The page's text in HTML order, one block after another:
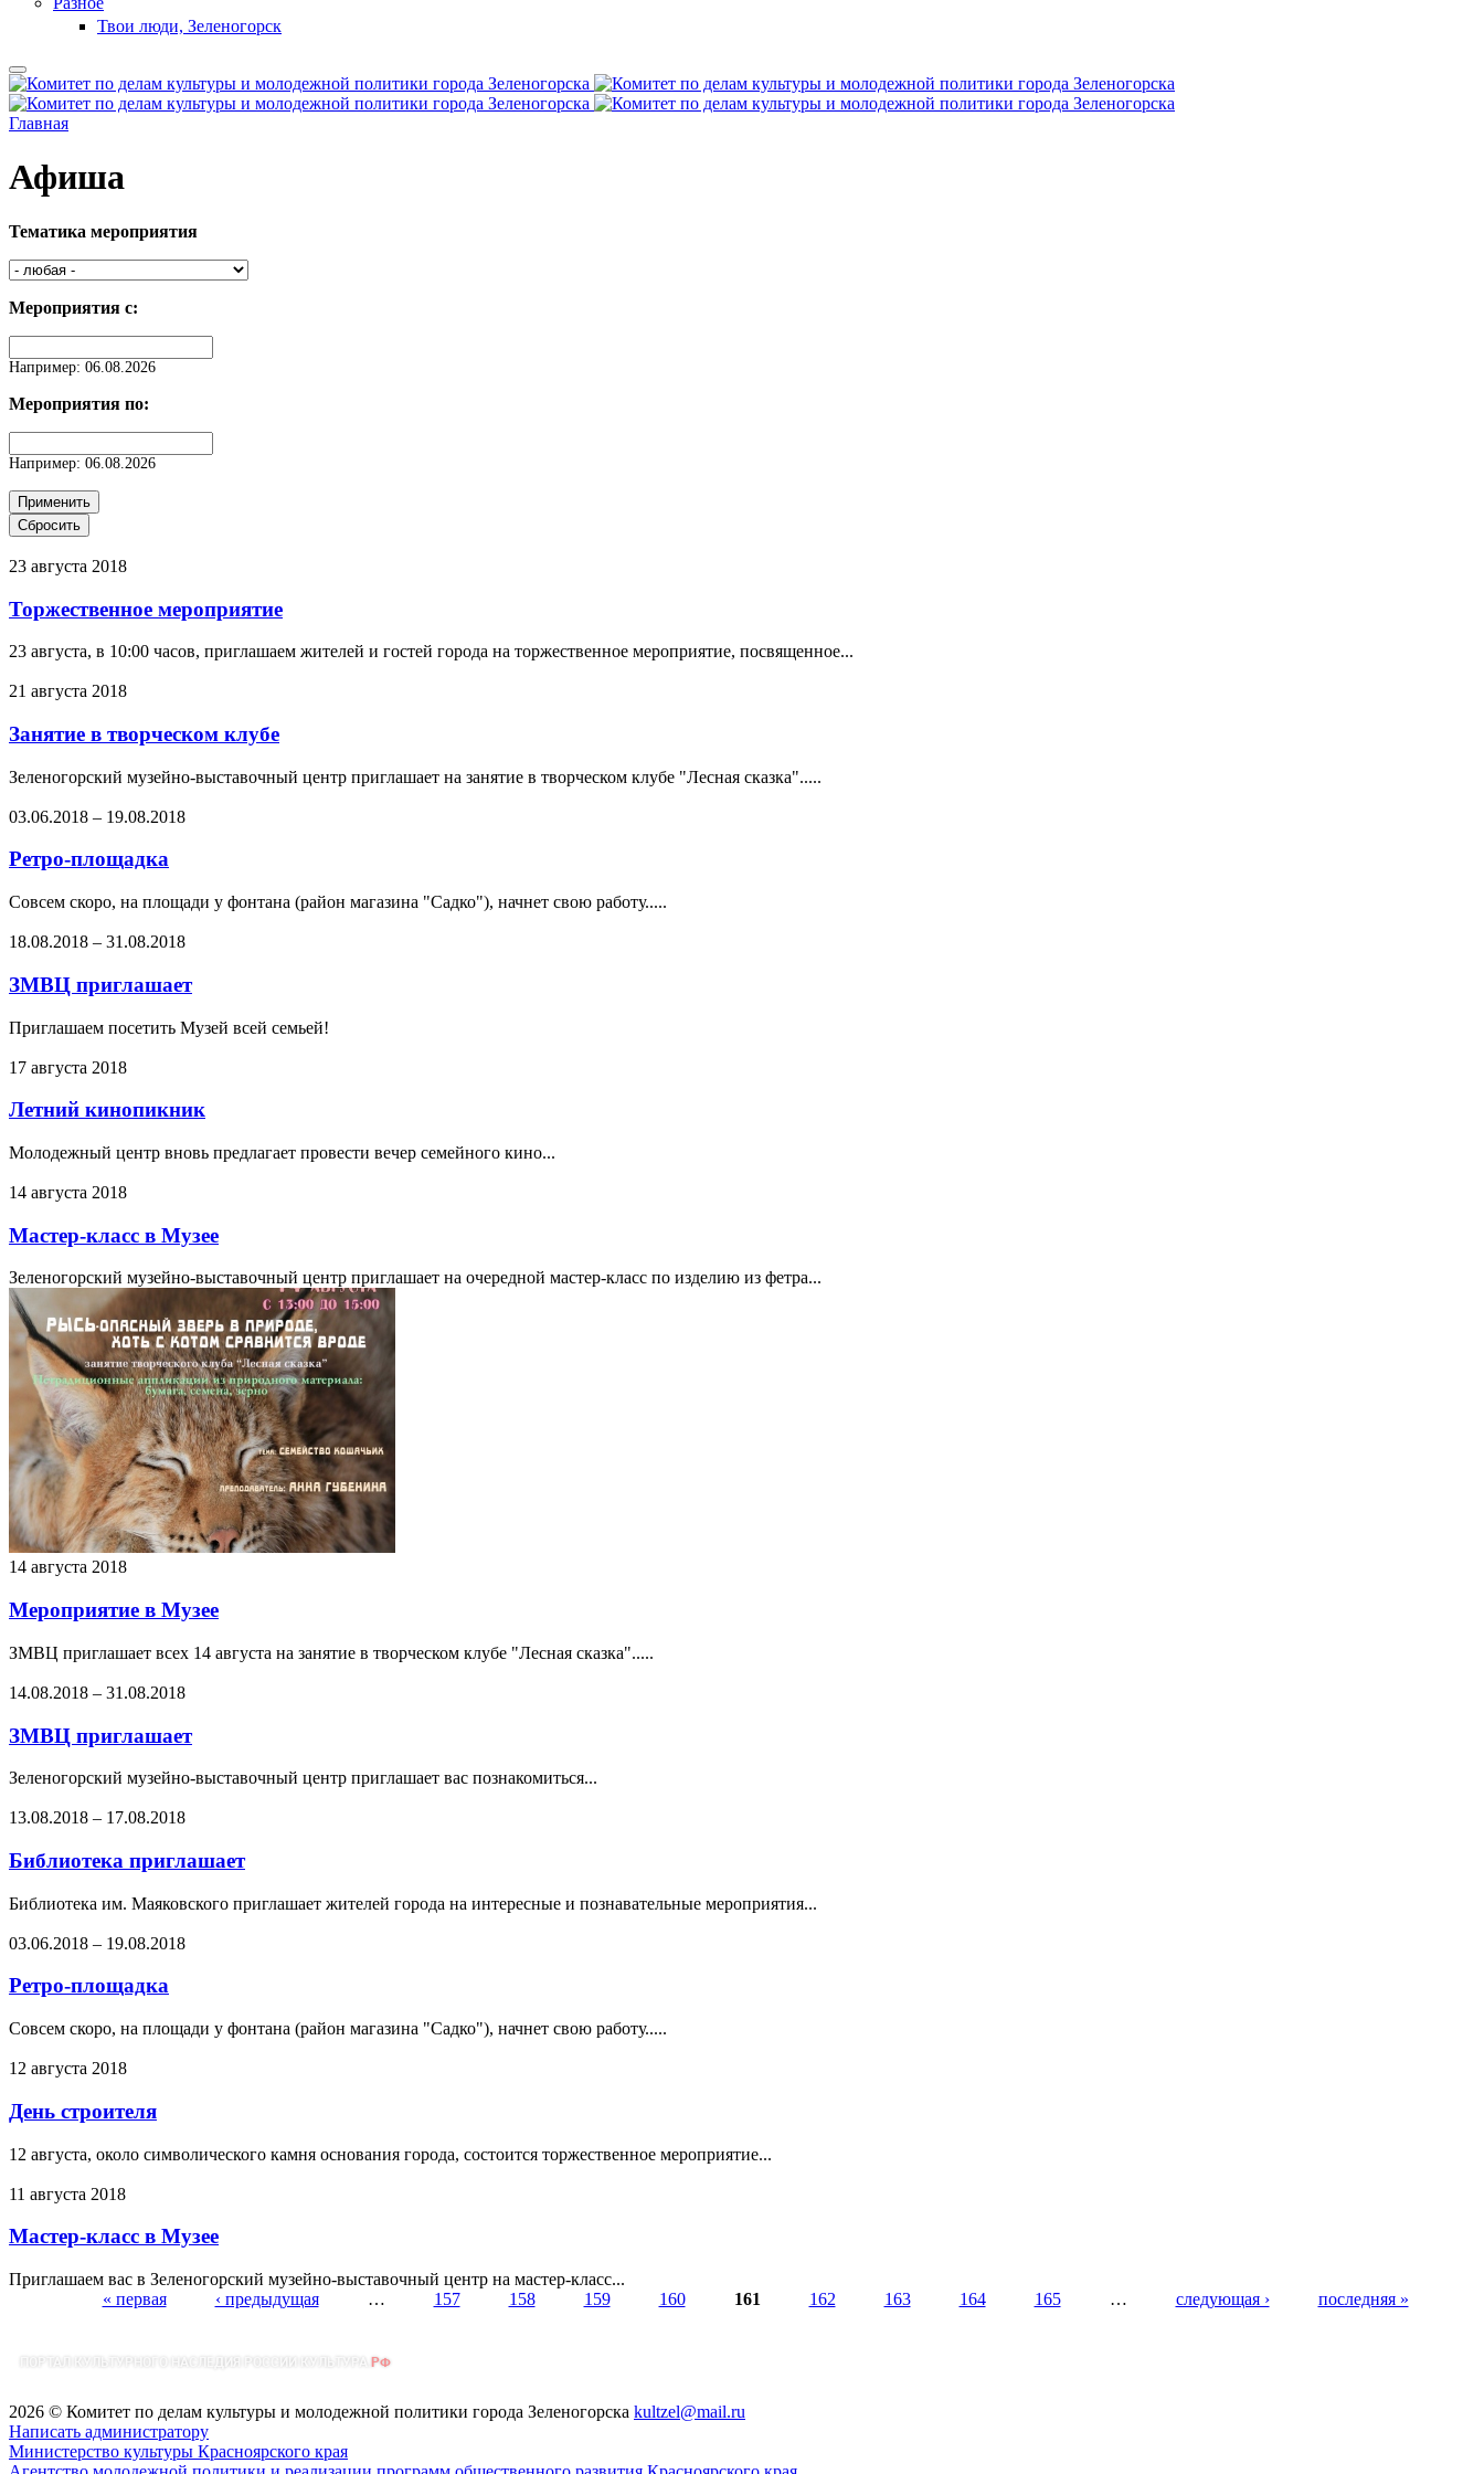
Твои люди, Зеленогорск
Главная
Афиша
Тематика мероприятия
Мероприятия с:
Например: 06.08.2026
Мероприятия по:
Например: 06.08.2026
23 августа 2018
Торжественное мероприятие
23 августа, в 10:00 часов, приглашаем жителей и гостей города на торжественное мероприятие, посвященное...
21 августа 2018
Занятие в творческом клубе
Зеленогорский музейно-выставочный центр приглашает на занятие в творческом клубе "Лесная сказка".....
03.06.2018 – 19.08.2018
Ретро-площадка
Совсем скоро, на площади у фонтана (район магазина "Садко"), начнет свою работу.....
18.08.2018 – 31.08.2018
ЗМВЦ приглашает
Приглашаем посетить Музей всей семьей!
17 августа 2018
Летний кинопикник
Молодежный центр вновь предлагает провести вечер семейного кино...
14 августа 2018
Мастер-класс в Музее
Зеленогорский музейно-выставочный центр приглашает на очередной мастер-класс по изделию из фетра...
14 августа 2018
Мероприятие в Музее
ЗМВЦ приглашает всех 14 августа на занятие в творческом клубе "Лесная сказка".....
14.08.2018 – 31.08.2018
ЗМВЦ приглашает
Зеленогорский музейно-выставочный центр приглашает вас познакомиться...
13.08.2018 – 17.08.2018
Библиотека приглашает
Библиотека им. Маяковского приглашает жителей города на интересные и познавательные мероприятия...
03.06.2018 – 19.08.2018
Ретро-площадка
Совсем скоро, на площади у фонтана (район магазина "Садко"), начнет свою работу.....
12 августа 2018
День строителя
12 августа, около символического камня основания города, состоится торжественное мероприятие...
11 августа 2018
Мастер-класс в Музее
Приглашаем вас в Зеленогорский музейно-выставочный центр на мастер-класс...
« первая ‹ предыдущая … 157 158 159 160 161 162 163 164 165 … следующая › последняя »
2026 © Комитет по делам культуры и молодежной политики города Зеленогорска kultzel@mail.ru
Написать администратору
Министерство культуры Красноярского края